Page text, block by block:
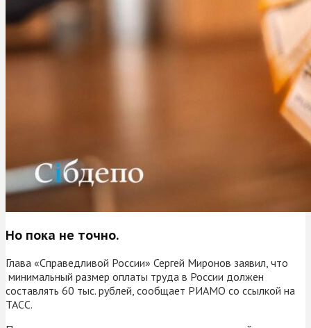
Но пока не точно.
Глава «Справедливой России» Сергей Миронов заявил, что
минимальный размер оплаты труда в России должен
составлять 60 тыс. рублей, сообщает РИАМО со ссылкой на
ТАСС.